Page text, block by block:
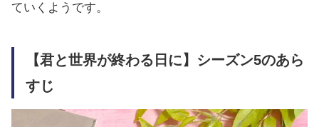
ていくようです。
【君と世界が終わる日に】シーズン5のあら
すじ